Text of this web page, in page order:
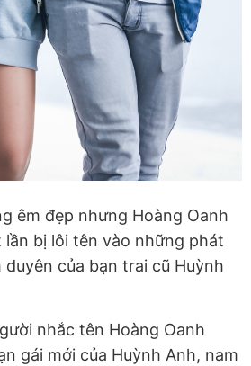
êm đẹp nhưng Hoàng Oanh
bị lôi tên vào những phát
của bạn trai cũ Huỳnh
nhắc tên Hoàng Oanh
gái mới của Huỳnh Anh, nam